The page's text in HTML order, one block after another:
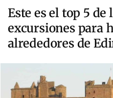
Este es el top 5 de
excursiones para
alrededores de